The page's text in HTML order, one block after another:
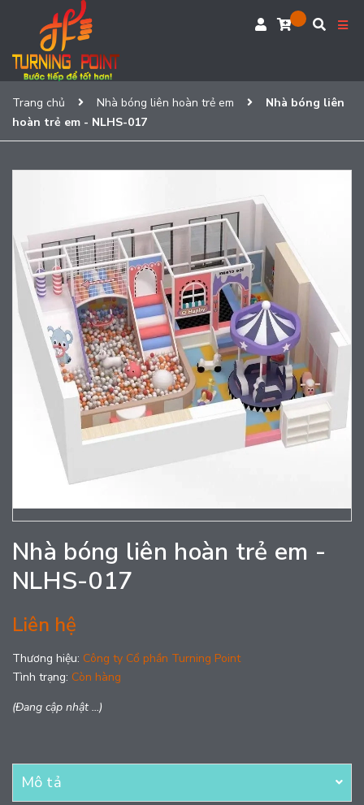
Trang chủ Nhà bóng liên hoàn trẻ em
Nhà bóng liên
hoàn trẻ em - NLHS-017
Nhà bóng liên hoàn trẻ em -
NLHS-017
Liên hệ
Thương hiệu: Công ty Cổ phần Turning Point
Tình trạng: Còn hàng
(Đang cập nhật ...)
Mô tả